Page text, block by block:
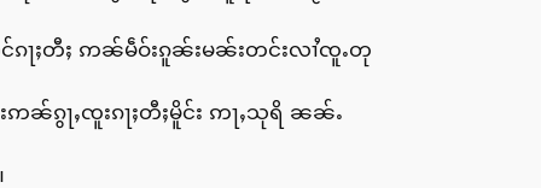
င်ၵႃႈတီႈ ဢၼ်မဵဝ်းၵူၼ်းမၼ်းတင်းလၢႆၸူႉတု
ၼ်ၵွႃႇၸူးၵႃႈတီႈမိူင်း ဢႃႇသုရိ ၼၼ်ႉ